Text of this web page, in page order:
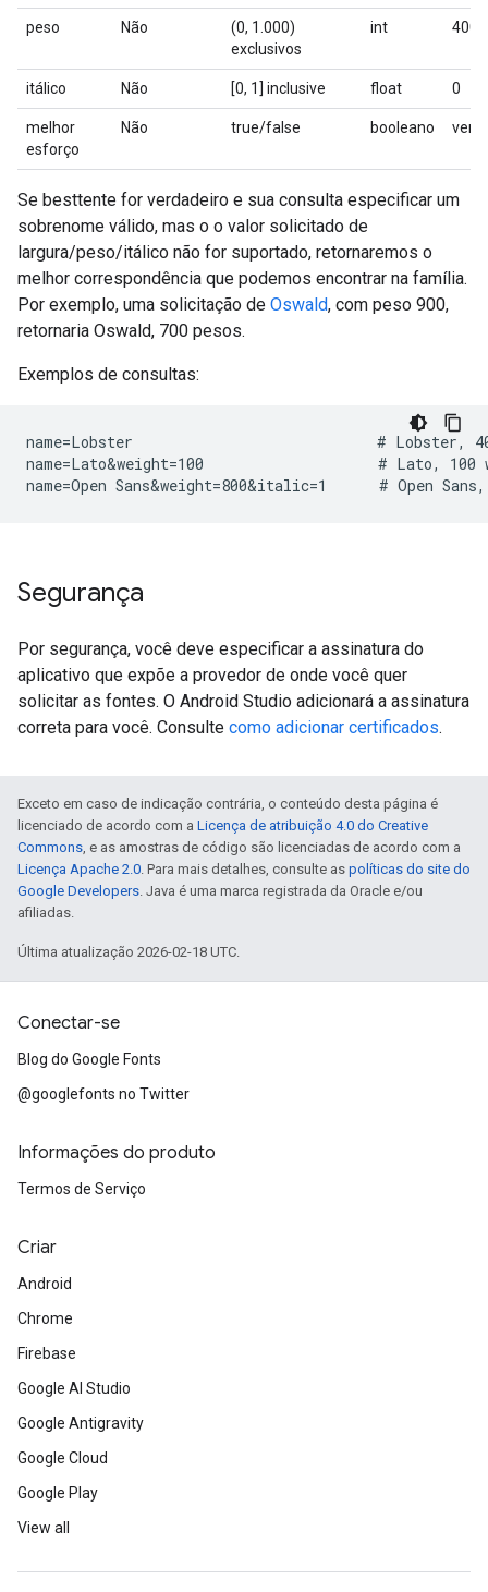
peso Não
(0, 1.000)
exclusivos
int 400
itálico Não [0, 1] inclusive float 0
melhor
esforço
Não true/false booleano
Se besttente for verdadeiro e sua consulta especificar um
sobrenome válido, mas o o valor solicitado de
largura/peso/itálico não for suportado, retornaremos o
melhor correspondência que podemos encontrar na família.
Por exemplo, uma solicitação de Oswald, com peso 900,
retornaria Oswald, 700 pesos.
Exemplos de consultas:
name=Lobster                            # Lobster,
name=Lato&weight=100                    # Lato, 100
Segurança
Por segurança, você deve especificar a assinatura do
aplicativo que expõe a provedor de onde você quer
solicitar as fontes. O Android Studio adicionará a assinatura
correta para você. Consulte como adicionar certificados.
Exceto em caso de indicação contrária, o conteúdo desta página é
licenciado de acordo com a Licença de atribuição 4.0 do Creative
Commons, e as amostras de código são licenciadas de acordo com a
Licença Apache 2.0. Para mais detalhes, consulte as políticas do site do
Google Developers. Java é uma marca registrada da Oracle e/ou
afiliadas.
Última atualização 2026-02-18 UTC.
Conectar-se
Blog do Google Fonts
@googlefonts no Twitter
Informações do produto
Termos de Serviço
Criar
Android
Chrome
Firebase
Google AI Studio
Google Antigravity
Google Cloud
Google Play
View all